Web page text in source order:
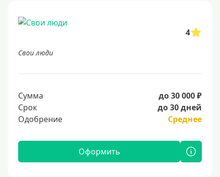
4
Свои люди
Сумма
до 30 000 ₽
Срок
до 30 дней
Одобрение
Среднее
Оформить